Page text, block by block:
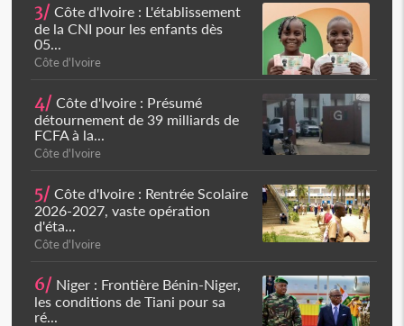
3/ Côte d'Ivoire : L'établissement
de la CNI pour les enfants dès
05...
Côte d'Ivoire
4/ Côte d'Ivoire : Présumé
détournement de 39 milliards de
FCFA à la...
Côte d'Ivoire
5/ Côte d'Ivoire : Rentrée Scolaire
2026-2027, vaste opération
d'éta...
Côte d'Ivoire
6/ Niger : Frontière Bénin-Niger,
les conditions de Tiani pour sa
ré...